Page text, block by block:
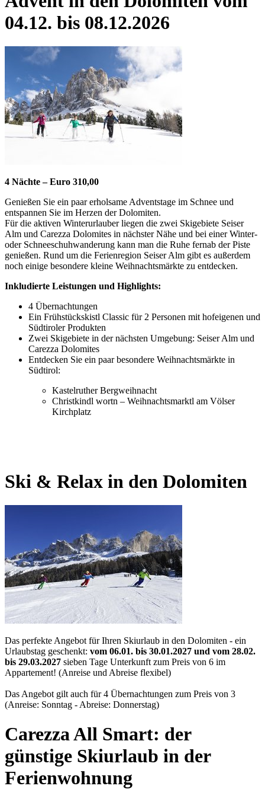
04.12. bis 08.12.2026
4 Nächte – Euro 310,00
Genießen Sie ein paar erholsame Adventstage im Schnee und
entspannen Sie im Herzen der Dolomiten.
Für die aktiven Winterurlauber liegen die zwei Skigebiete Seiser
Alm und Carezza Dolomites in nächster Nähe und bei einer Winter-
oder Schneeschuhwanderung kann man die Ruhe fernab der Piste
genießen. Rund um die Ferienregion Seiser Alm gibt es außerdem
noch einige besondere kleine Weihnachtsmärkte zu entdecken.
Inkludierte Leistungen und Highlights:
4 Übernachtungen
Ein Frühstückskistl Classic für 2 Personen mit hofeigenen und
Südtiroler Produkten
Zwei Skigebiete in der nächsten Umgebung: Seiser Alm und
Carezza Dolomites
Entdecken Sie ein paar besondere Weihnachtsmärkte in
Südtirol:
Kastelruther Bergweihnacht
Christkindl wortn – Weihnachtsmarktl am Völser
Kirchplatz
Ski & Relax in den Dolomiten
Das perfekte Angebot für Ihren Skiurlaub in den Dolomiten - ein
Urlaubstag geschenkt: vom 06.01. bis 30.01.2027 und vom 28.02.
bis 29.03.2027 sieben Tage Unterkunft zum Preis von 6 im
Appartement! (Anreise und Abreise flexibel)
Das Angebot gilt auch für 4 Übernachtungen zum Preis von 3
(Anreise: Sonntag - Abreise: Donnerstag)
Carezza All Smart: der
günstige Skiurlaub in der
Ferienwohnung